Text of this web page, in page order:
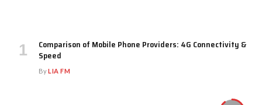
Comparison of Mobile Phone Providers: 4G Connectivity &
Speed
ByLIA FM